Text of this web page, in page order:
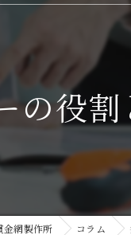
の役割
金網製作所 コラム